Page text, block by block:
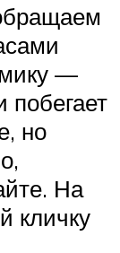
—
побегает
но
На
кличку